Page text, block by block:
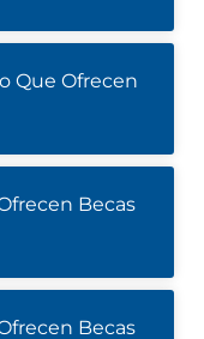
Que Ofrecen
Becas
Becas